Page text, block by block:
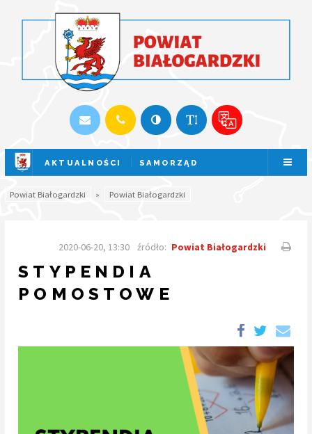
AKTUALNOŚCI SAMORZĄD
Powiat Białogardzki » Powiat Białogardzki
2020-06-20, 13:30 źródło: Powiat Białogardzki
STYPENDIA
POMOSTOWE